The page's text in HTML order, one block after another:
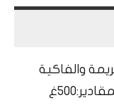
والفاكية
والتمر – recette Masfouf Tounsi المقادير:500غ